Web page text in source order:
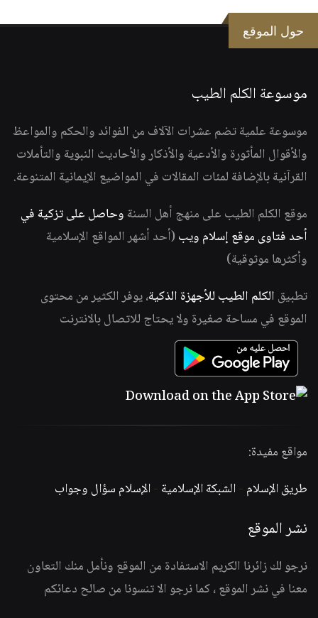
حول الموقع
موسوعة الكلم الطيب
موسوعة علمية تضم عشرات الآلاف من الفوائد والحكم والمواعظ
والأقوال المأثورة والأدعية والأذكار والأحاديث النبوية والتأملات
القرآنية بالإضافة لمئات المقالات في المواضيع الإيمانية المتنوعة.
موقع الكلم الطيب على منهج أهل السنة وحاصل على تزكية في
أحد فتاوى موقع إسلام ويب (أحد أشهر المواقع الإسلامية
وأكثرها موثوقية)
تطبيق الكلم الطيب للأجهزة الذكية، يوفر الكثير من محتوى
الموقع في مساحة صغيرة ولا يحتاج للاتصال بالانترنت
مواقع مفيدة:
طريق الإسلام -الشبكة الإسلامية -الإسلام سؤال وجواب
نشر الموقع
نرجو لك زائرنا الكريم الاستفادة من الموقع ونأمل منك التعاون
معنا في نشر الموقع ، كما نرجو الا تنسونا من صالح دعائكم